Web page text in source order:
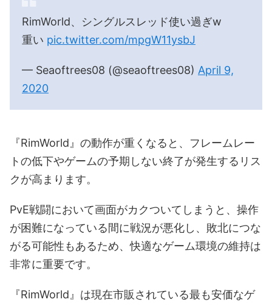
RimWorld、シングルスレッド使い過ぎw
重い pic.twitter.com/mpgW11ysbJ
— Seaoftrees08 (@seaoftrees08) April 9,
2020
『RimWorld』の動作が重くなると、フレームレー
トの低下やゲームの予期しない終了が発生するリス
クが高まります。
PvE戦闘において画面がカクついてしまうと、操作
が困難になっている間に戦況が悪化し、敗北につな
がる可能性もあるため、快適なゲーム環境の維持は
非常に重要です。
『RimWorld』は現在市販されている最も安価なゲ